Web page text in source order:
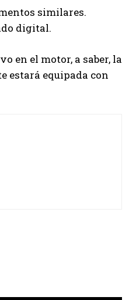
similares.
digital.
en el motor, a saber, la
estará equipada con